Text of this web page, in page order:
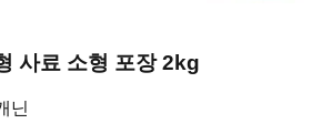
사료 소형 포장 2kg
닌